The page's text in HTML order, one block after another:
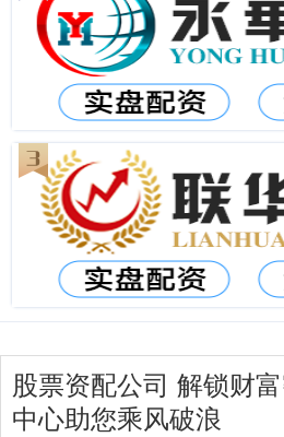
股票资配公司 解锁财
中心助您乘风破浪